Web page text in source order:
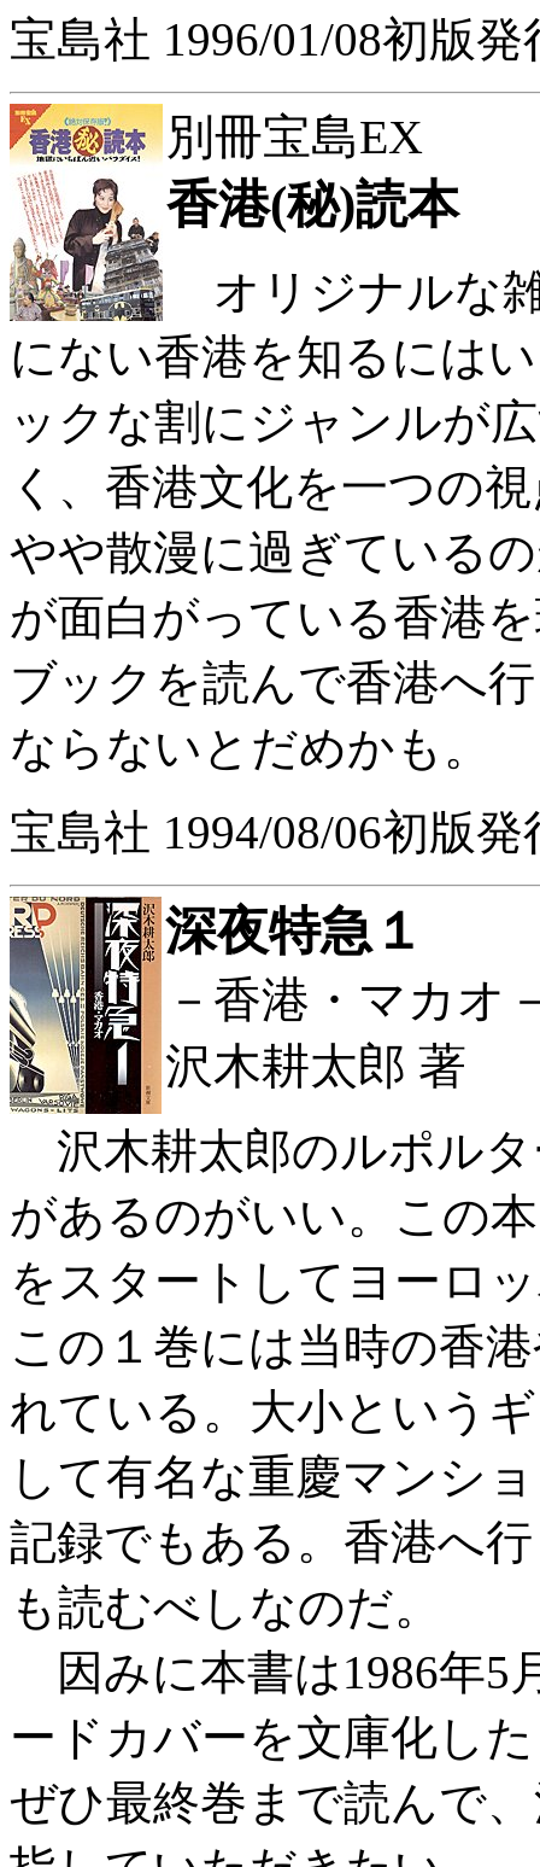
宝島社 1996/01/08初版
別冊宝島EX
香港(秘)読本
オリジナルな
にない香港を知るには
ックな割にジャンルが
く、香港文化を一つの
やや散漫に過ぎている
が面白がっている香港
ブックを読んで香港へ
ならないとだめかも。
宝島社 1994/08/06初版
深夜特急１
－香港・マカオ
沢木耕太郎 著
沢木耕太郎のルポル
があるのがいい。この
をスタートしてヨーロ
この１巻には当時の香
れている。大小という
して有名な重慶マンシ
記録でもある。香港へ
も読むべしなのだ。
因みに本書は1986年5
ードカバーを文庫化し
ぜひ最終巻まで読んで